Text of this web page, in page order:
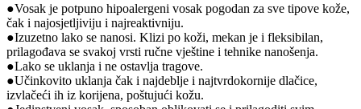
●Vosak je potpuno hipoalergeni vosak pogodan za sve tipove kože,
čak i najosjetljiviju i najreaktivniju.
●Izuzetno lako se nanosi. Klizi po koži, mekan je i fleksibilan,
prilagođava se svakoj vrsti ručne vještine i tehnike nanošenja.
●Lako se uklanja i ne ostavlja tragove.
●Učinkovito uklanja čak i najdeblje i najtvrdokornije dlačice,
izvlačeći ih iz korijena, poštujući kožu.